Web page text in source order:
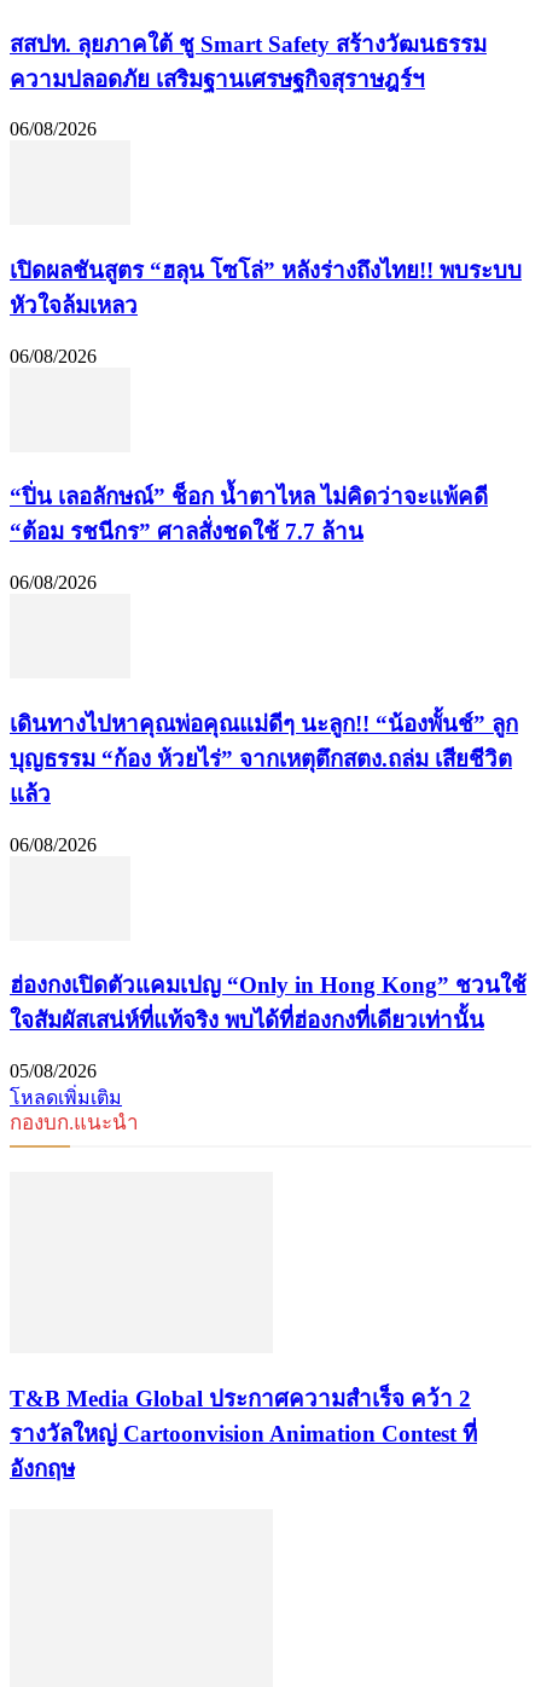
​สสปท. ลุยภาคใต้ ชู Smart Safety สร้างวัฒนธรรม
ความปลอดภัย เสริมฐานเศรษฐกิจสุราษฎร์ฯ
06/08/2026
เปิดผลชันสูตร “ฮลุน โซโล่” หลังร่างถึงไทย!! พบระบบ
หัวใจล้มเหลว
06/08/2026
“ปิ่น เลอลักษณ์” ช็อก น้ำตาไหล ไม่คิดว่าจะแพ้คดี
“ต้อม รชนีกร” ศาลสั่งชดใช้ 7.7 ล้าน
06/08/2026
เดินทางไปหาคุณพ่อคุณแม่ดีๆ นะลูก!! “น้องพั้นช์” ลูก
บุญธรรม “ก้อง ห้วยไร่” จากเหตุตึกสตง.ถล่ม เสียชีวิต
แล้ว
06/08/2026
ฮ่องกงเปิดตัวแคมเปญ “Only in Hong Kong” ชวนใช้
ใจสัมผัสเสน่ห์ที่แท้จริง พบได้ที่ฮ่องกงที่เดียวเท่านั้น
05/08/2026
โหลดเพิ่มเติม
กองบก.แนะนำ
​T&B Media Global ประกาศความสำเร็จ คว้า 2
รางวัลใหญ่ Cartoonvision Animation Contest ที่
อังกฤษ